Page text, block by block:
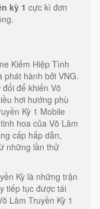
kỳ 1 cực kì đơn
Kiếm Hiệp Tình
phát hành bởi VNG.
để khiến Võ
hơi hướng phù
Kỳ 1 Mobile
hoa của Võ Lâm
cấp hấp dẫn,
những lần thử
Kỳ là những trận
tiếp tục được tái
Lâm Truyền Kỳ 1